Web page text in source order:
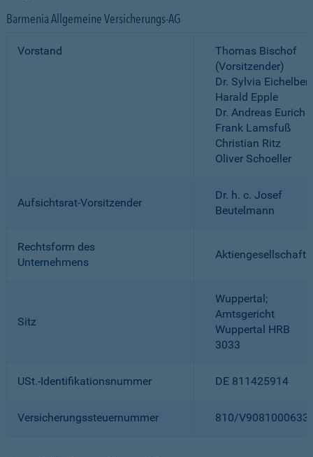
Barmenia Allgemeine Versicherungs-AG
Vorstand
Thomas Bischof
(Vorsitzender)
Dr. Sylvia
Harald Epple
Dr. Andreas Eurich
Frank Lamsfuß
Christian Ritz
Oliver Schoeller
Aufsichtsrat-Vorsitzender
Dr. h. c. Josef
Beutelmann
Rechtsform des
Unternehmens
Aktiengesellschaft
Sitz
Wuppertal;
Amtsgericht
Wuppertal HRB
3033
USt.-Identifikationsnummer DE 811425914
Versicherungssteuernummer 810/